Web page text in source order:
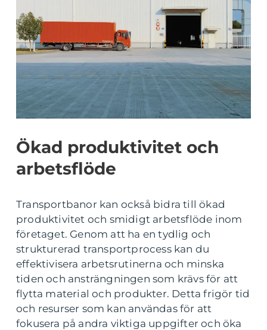
Ökad produktivitet och
arbetsflöde
Transportbanor kan också bidra till ökad
produktivitet och smidigt arbetsflöde inom
företaget. Genom att ha en tydlig och
strukturerad transportprocess kan du
effektivisera arbetsrutinerna och minska
tiden och ansträngningen som krävs för att
flytta material och produkter. Detta frigör tid
och resurser som kan användas för att
fokusera på andra viktiga uppgifter och öka